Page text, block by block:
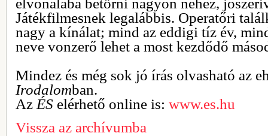
Játékfilmesnek legalábbis. Operatőri
nagy a kínálat; mind az eddigi tíz év,
neve vonzerő lehet a most kezdődő
Mindez és még sok jó írás olvasható az
Irodalomban.
Az ÉS elérhető online is: www.es.hu
Vissza az archívumba